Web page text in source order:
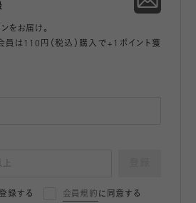
をお届け。
員は110円（税込）購入で+1ポイント獲
録する 会員規約 に同意する